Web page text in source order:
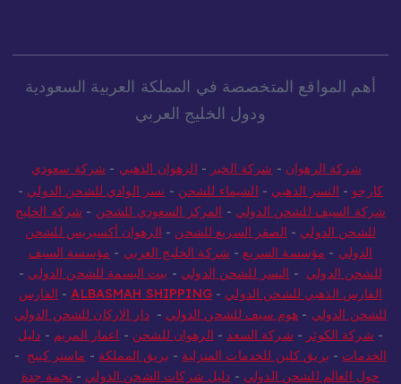
أهم المواقع المتخصصة في المملكة العربية السعودية
شركة الرهوان شركة الخير- الرهوان الذهبي-
شركة سعودي
كارجو -النسر الذهبي -الشيماء للشحن-نسر الوادي للشحن الدولي-
شركة السيف للشحن الدولي -المركز السعودي للشحن-شركة الخليج
للشحن الدولي-الصقر السريع للشحن- الرهوان أكسبريس للشحن
الدولي- مؤسسة السريع-شركة الخليج العربي -مؤسسة السيف
للشحن الدولي
-النسر للشحن الدولي-بيت البسمة للشحن الدولي-
الفارس الذهبي للشحن الدولي-
ALBASMAH SHIPPING
-الفارس
للشحن الدولي-هوم سيف للشحن الدولي-دار الاركان للشحن الدولي
-شركة الكوثر -شركة السعد-الرهوان للشحن-اعمار المريم -دليل
الخدمات-بريق كلين للخدمات المنزلية-بريق المملكة- ماستر كينج-